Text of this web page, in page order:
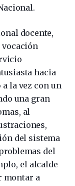
docente,
vocación
hacia
la vez con un
una gran
al
del sistema
del
el alcalde
montar a